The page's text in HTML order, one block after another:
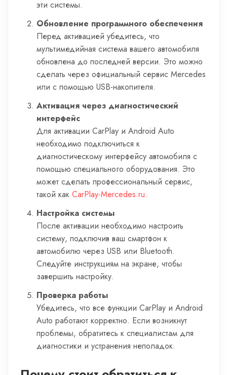
эти системы.
Обновление программного обеспечения
Перед активацией убедитесь, что
мультимедийная система вашего автомобиля
обновлена до последней версии. Это можно
сделать через официальный сервис Mercedes
или с помощью USB-накопителя.
Активация через диагностический
интерфейс
Для активации CarPlay и Android Auto
необходимо подключиться к
диагностическому интерфейсу автомобиля с
помощью специального оборудования. Это
может сделать профессиональный сервис,
такой как CarPlay-Mercedes.ru.
Настройка системы
После активации необходимо настроить
систему, подключив ваш смартфон к
автомобилю через USB или Bluetooth.
Следуйте инструкциям на экране, чтобы
завершить настройку.
Проверка работы
Убедитесь, что все функции CarPlay и Android
Auto работают корректно. Если возникнут
проблемы, обратитесь к специалистам для
диагностики и устранения неполадок.